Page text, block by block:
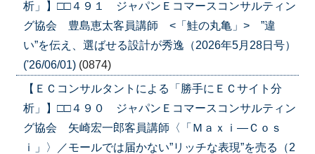
析」】□□４９１ ジャパンＥコマースコンサルティン
グ協会 豊島恵太客員講師 <「鮭の丸亀」> ”違
い”を伝え、選ばせる設計が秀逸（2026年5月28日号）
('26/06/01) (0874)
【ＥＣコンサルタントによる「勝手にＥＣサイト分
析」】□□４９０ ジャパンＥコマースコンサルティン
グ協会 矢崎宏一郎客員講師〈「Ｍａｘｉ―Ｃｏｓ
ｉ」〉／モールでは届かない”リッチな表現”を売る（2